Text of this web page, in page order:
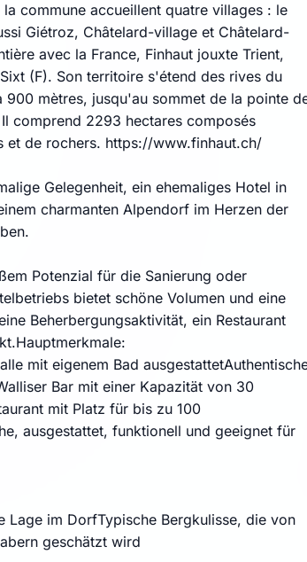
commune accueillent quatre villages : le
Giétroz, Châtelard-village et Châtelard-
avec la France, Finhaut jouxte Trient,
(F). Son territoire s'étend des rives du
900 mètres, jusqu'au sommet de la pointe
comprend 2293 hectares composés
et de rochers. https://www.finhaut.ch/
Gelegenheit, ein ehemaliges Hotel in
charmanten Alpendorf im Herzen der
Potenzial für die Sanierung oder
bietet schöne Volumen und eine
Beherbergungsaktivität, ein Restaurant
mit eigenem Bad
Bar mit einer Kapazität von 30
mit Platz für bis zu 100
ausgestattet, funktionell und geeignet für
Lage im DorfTypische Bergkulisse, die von
geschätzt wird